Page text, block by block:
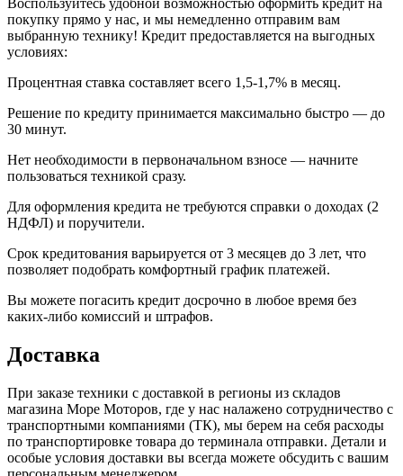
покупку прямо у нас, и мы немедленно отправим вам
выбранную технику! Кредит предоставляется на выгодных
условиях:
Процентная ставка составляет всего 1,5-1,7% в месяц.
Решение по кредиту принимается максимально быстро — до
30 минут.
Нет необходимости в первоначальном взносе — начните
пользоваться техникой сразу.
Для оформления кредита не требуются справки о доходах (2
НДФЛ) и поручители.
Срок кредитования варьируется от 3 месяцев до 3 лет, что
позволяет подобрать комфортный график платежей.
Вы можете погасить кредит досрочно в любое время без
каких-либо комиссий и штрафов.
Доставка
При заказе техники с доставкой в регионы из складов
магазина Море Моторов, где у нас налажено сотрудничество с
транспортными компаниями (ТК), мы берем на себя расходы
по транспортировке товара до терминала отправки. Детали и
особые условия доставки вы всегда можете обсудить с вашим